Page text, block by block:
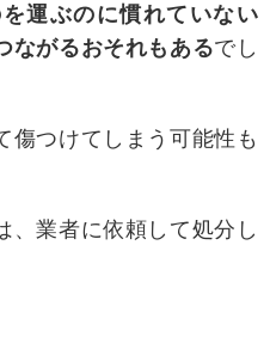
運ぶのに慣れていない
ながるおそれもあるでし
傷つけてしまう可能性も
、業者に依頼して処分し